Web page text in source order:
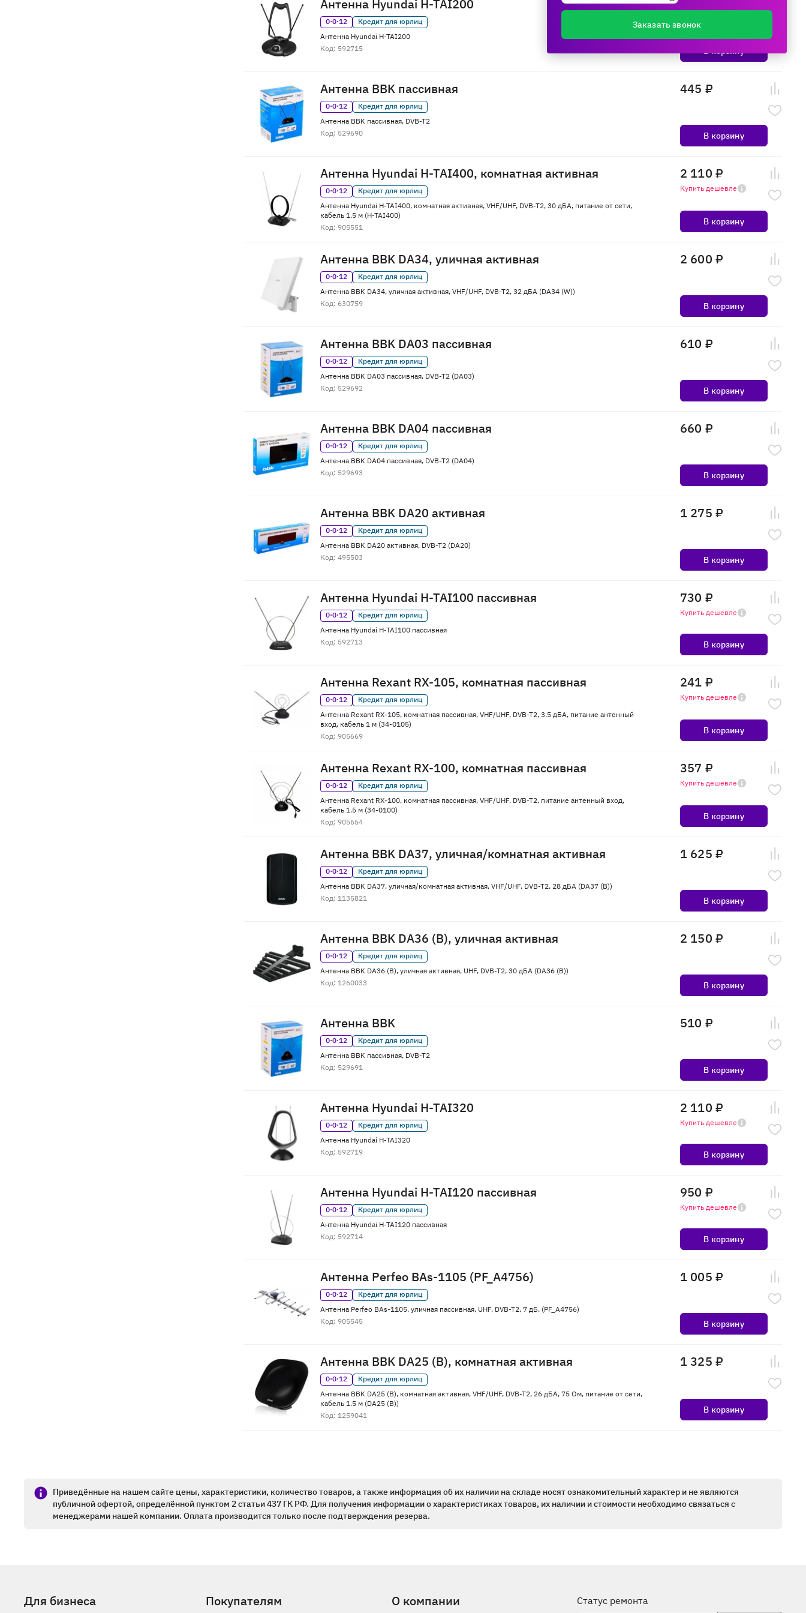
Антенна Hyundai H-TAI200
0·0·12
Кредит для юрлиц
Антенна Hyundai H-TAI200
Код: 592715
Антенна BBK пассивная
0·0·12
Кредит для юрлиц
Антенна BBK пассивная, DVB-T2
Код: 529690
445 ₽
В корзину
Антенна Hyundai H-TAI400, комнатная активная
0·0·12
Кредит для юрлиц
Антенна Hyundai H-TAI400, комнатная активная, VHF/UHF, DVB-T2, 30 дБА, питание от сети,
кабель 1.5 м (H-TAI400)
Код: 905551
2 110 ₽
Купить дешевле
В корзину
Антенна BBK DA34, уличная активная
0·0·12
Кредит для юрлиц
Антенна BBK DA34, уличная активная, VHF/UHF, DVB-T2, 32 дБА (DA34 (W))
Код: 630759
2 600 ₽
В корзину
Антенна BBK DA03 пассивная
0·0·12
Кредит для юрлиц
Антенна BBK DA03 пассивная, DVB-T2 (DA03)
Код: 529692
610 ₽
В корзину
Антенна BBK DA04 пассивная
0·0·12
Кредит для юрлиц
Антенна BBK DA04 пассивная, DVB-T2 (DA04)
Код: 529693
660 ₽
В корзину
Антенна BBK DA20 активная
0·0·12
Кредит для юрлиц
Антенна BBK DA20 активная, DVB-T2 (DA20)
Код: 495503
1 275 ₽
В корзину
Антенна Hyundai H-TAI100 пассивная
0·0·12
Кредит для юрлиц
Антенна Hyundai H-TAI100 пассивная
Код: 592713
730 ₽
Купить дешевле
В корзину
Антенна Rexant RX-105, комнатная пассивная
0·0·12
Кредит для юрлиц
Антенна Rexant RX-105, комнатная пассивная, VHF/UHF, DVB-T2, 3.5 дБА, питание антенный
вход, кабель 1 м (34-0105)
Код: 905669
241 ₽
Купить дешевле
В корзину
Антенна Rexant RX-100, комнатная пассивная
0·0·12
Кредит для юрлиц
Антенна Rexant RX-100, комнатная пассивная, VHF/UHF, DVB-T2, питание антенный вход,
кабель 1.5 м (34-0100)
Код: 905654
357 ₽
Купить дешевле
В корзину
Антенна BBK DA37, уличная/комнатная активная
0·0·12
Кредит для юрлиц
Антенна BBK DA37, уличная/комнатная активная, VHF/UHF, DVB-T2, 28 дБА (DA37 (B))
Код: 1135821
1 625 ₽
В корзину
Антенна BBK DA36 (B), уличная активная
0·0·12
Кредит для юрлиц
Антенна BBK DA36 (B), уличная активная, UHF, DVB-T2, 30 дБА (DA36 (B))
Код: 1260033
2 150 ₽
В корзину
Антенна BBK
0·0·12
Кредит для юрлиц
Антенна BBK пассивная, DVB-T2
Код: 529691
510 ₽
В корзину
Антенна Hyundai H-TAI320
0·0·12
Кредит для юрлиц
Антенна Hyundai H-TAI320
Код: 592719
2 110 ₽
Купить дешевле
В корзину
Антенна Hyundai H-TAI120 пассивная
0·0·12
Кредит для юрлиц
Антенна Hyundai H-TAI120 пассивная
Код: 592714
950 ₽
Купить дешевле
В корзину
Антенна Perfeo BAs-1105 (PF_A4756)
0·0·12
Кредит для юрлиц
Антенна Perfeo BAs-1105, уличная пассивная, UHF, DVB-T2, 7 дБ, (PF_A4756)
Код: 905545
1 005 ₽
В корзину
Антенна BBK DA25 (B), комнатная активная
0·0·12
Кредит для юрлиц
Антенна BBK DA25 (B), комнатная активная, VHF/UHF, DVB-T2, 26 дБА, 75 Ом, питание от сети,
кабель 1.5 м (DA25 (B))
Код: 1259041
1 325 ₽
В корзину
Приведённые на нашем сайте цены, характеристики, количество товаров, а также информация об их наличии на складе носят ознакомительный характер и не являются
публичной офертой, определённой пунктом 2 статьи 437 ГК РФ. Для получения информации о характеристиках товаров, их наличии и стоимости необходимо связаться с
менеджерами нашей компании. Оплата производится только после подтверждения резерва.
Для бизнеса Покупателям О компании Статус ремонта
Заказать звонок